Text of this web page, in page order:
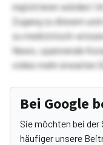
registrieren würden!
Zugang zu diesem
zu medizinisch-
News, spannende
vieles mehr erwarten
Bei Google
Sie möchten bei
häufiger unsere